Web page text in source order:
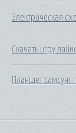
Электрическая
Скачать игру
Планшет самсунг